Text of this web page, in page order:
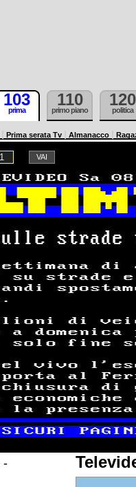
103
prima
110
primo piano
120
politica
Prima serata Tv Almanacco
-